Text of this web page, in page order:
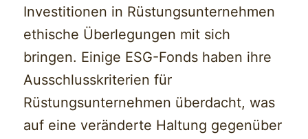
Investitionen in Rüstungsunternehmen
ethische Überlegungen mit sich
bringen. Einige ESG-Fonds haben ihre
Ausschlusskriterien für
Rüstungsunternehmen überdacht, was
auf eine veränderte Haltung gegenüber